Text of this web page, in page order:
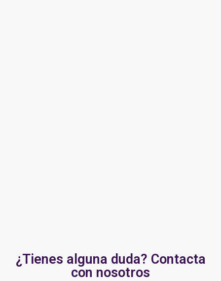
¿Tienes alguna duda? Contacta
con nosotros